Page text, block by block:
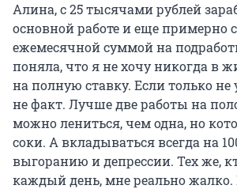
Алина, с 25 тысячами рублей
основной работе и еще примерно
ежемесячной суммой на
поняла, что я не хочу никогда в
на полную ставку. Если только не
не факт. Лучше две работы на
можно лениться, чем одна, но
соки. А вкладываться всегда на
выгоранию и депрессии. Тех же,
каждый день, мне реально